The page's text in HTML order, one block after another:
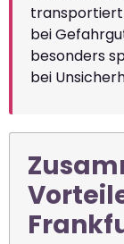
transportiert
bei
besonders
bei